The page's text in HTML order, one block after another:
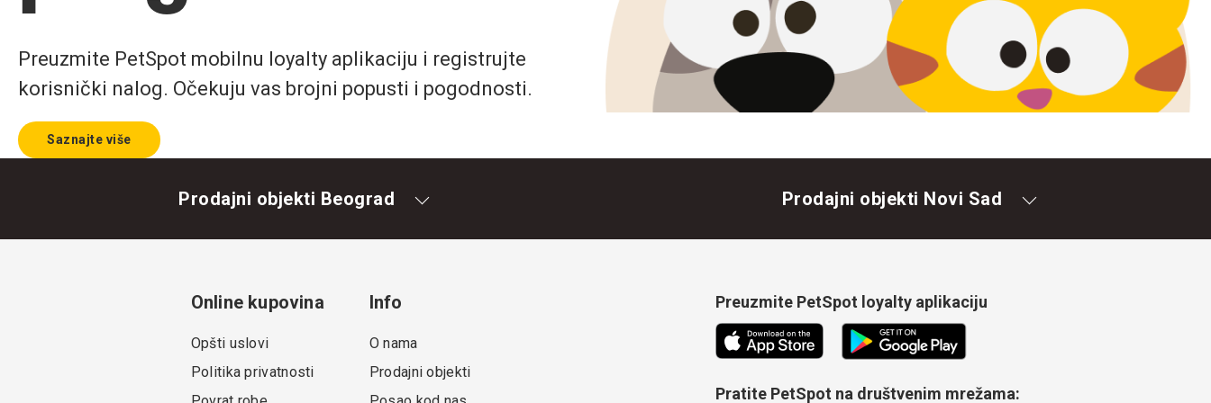
Preuzmite PetSpot mobilnu loyalty aplikaciju i registrujte
korisnički nalog. Očekuju vas brojni popusti i pogodnosti.
Saznajte više
Prodajni objekti Beograd Prodajni objekti Novi Sad
Online kupovina
Opšti uslovi
Politika privatnosti
Info
O nama
Prodajni objekti
Preuzmite PetSpot loyalty aplikaciju
Pratite PetSpot na društvenim mrežama: